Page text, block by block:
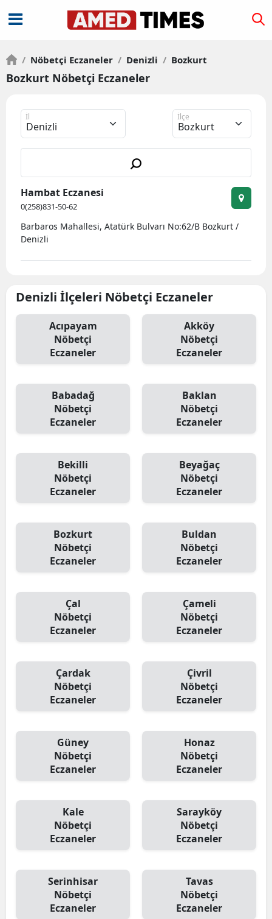
/ Nöbetçi Eczaneler / Denizli / Bozkurt
Bozkurt Nöbetçi Eczaneler
İl İlçe
Hambat Eczanesi
0(258)831-50-62
Barbaros Mahallesi, Atatürk Bulvarı No:62/B Bozkurt /
Denizli
Denizli İlçeleri Nöbetçi Eczaneler
Acıpayam
Nöbetçi
Eczaneler
Akköy
Nöbetçi
Eczaneler
Babadağ
Nöbetçi
Eczaneler
Baklan
Nöbetçi
Eczaneler
Bekilli
Nöbetçi
Eczaneler
Beyağaç
Nöbetçi
Eczaneler
Bozkurt
Nöbetçi
Eczaneler
Buldan
Nöbetçi
Eczaneler
Çal
Nöbetçi
Eczaneler
Çameli
Nöbetçi
Eczaneler
Çardak
Nöbetçi
Eczaneler
Çivril
Nöbetçi
Eczaneler
Güney
Nöbetçi
Eczaneler
Honaz
Nöbetçi
Eczaneler
Kale
Nöbetçi
Eczaneler
Sarayköy
Nöbetçi
Eczaneler
Serinhisar
Nöbetçi
Eczaneler
Tavas
Nöbetçi
Eczaneler